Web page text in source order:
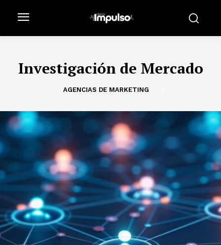
Investigación de Mercado
AGENCIAS DE MARKETING